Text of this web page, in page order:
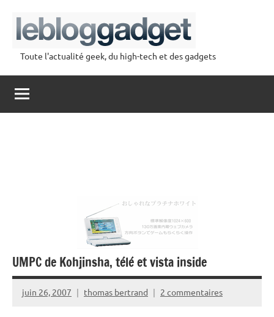
contenu
lebloggadget
Toute l'actualité geek, du high-tech et des gadgets
UMPC de Kohjinsha, télé et vista inside
juin 26, 2007 thomas bertrand 2 commentaires